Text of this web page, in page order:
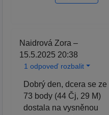
Naidrová Zora –
15.5.2025 20:38
1 odpoveď rozbalit
Dobrý den, dcera se ze
73 body (44 Čj, 29 M)
dostala na vysněnou